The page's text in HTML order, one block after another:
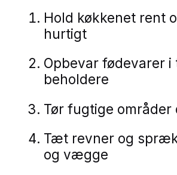
Hold køkkenet rent
hurtigt
Opbevar fødevarer
beholdere
Tør fugtige
Tæt revner og
og vægge